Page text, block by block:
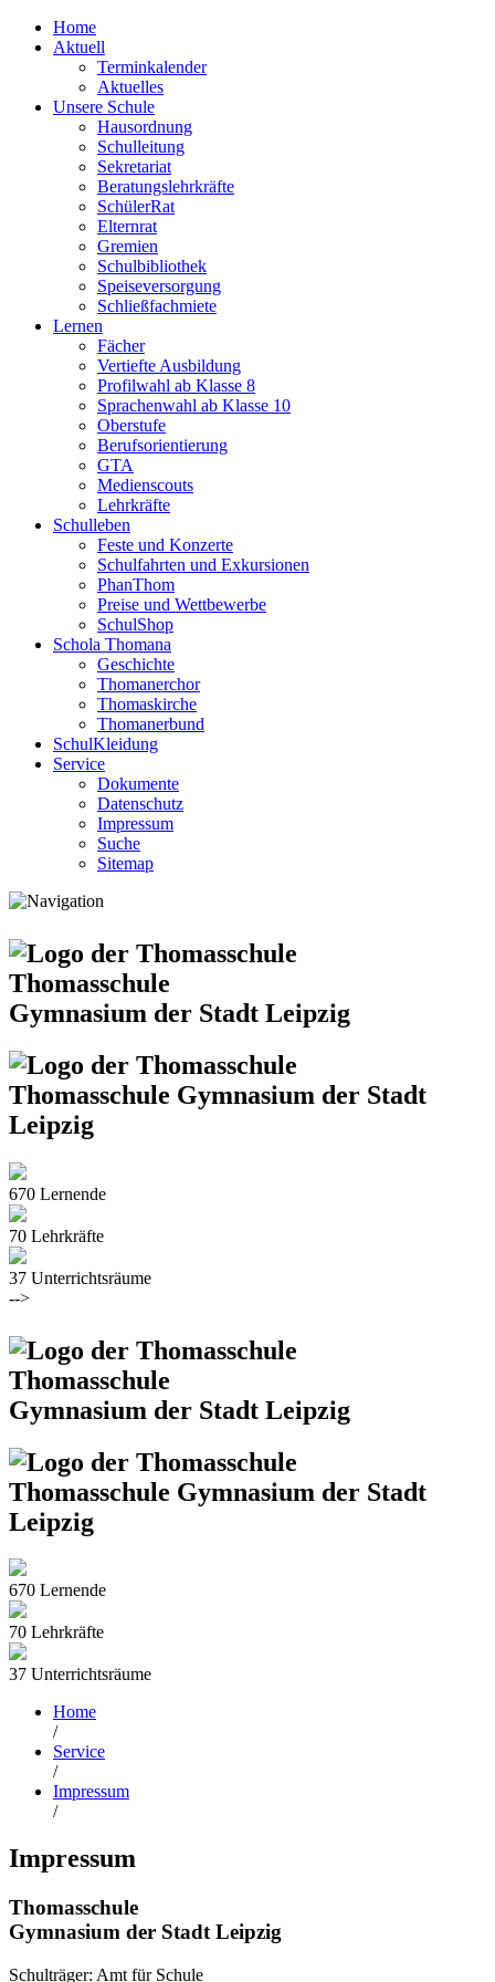
Home
Aktuell
Terminkalender
Aktuelles
Unsere Schule
Hausordnung
Schulleitung
Sekretariat
Beratungslehrkräfte
SchülerRat
Elternrat
Gremien
Schulbibliothek
Speiseversorgung
Schließfachmiete
Lernen
Fächer
Vertiefte Ausbildung
Profilwahl ab Klasse 8
Sprachenwahl ab Klasse 10
Oberstufe
Berufsorientierung
GTA
Medienscouts
Lehrkräfte
Schulleben
Feste und Konzerte
Schulfahrten und Exkursionen
PhanThom
Preise und Wettbewerbe
SchulShop
Schola Thomana
Geschichte
Thomanerchor
Thomaskirche
Thomanerbund
SchulKleidung
Service
Dokumente
Datenschutz
Impressum
Suche
Sitemap
Thomasschule
Gymnasium der Stadt Leipzig
Thomasschule ­Gymnasium der Stadt
Leipzig
670 Lernende
70 Lehrkräfte
37 Unterrichtsräume
-->
Thomasschule
Gymnasium der Stadt Leipzig
Thomasschule ­Gymnasium der Stadt
Leipzig
670 Lernende
70 Lehrkräfte
37 Unterrichtsräume
Home
/
Service
/
Impressum
/
Impressum
Thomasschule
Gymnasium der Stadt Leipzig
Schulträger: Amt für Schule